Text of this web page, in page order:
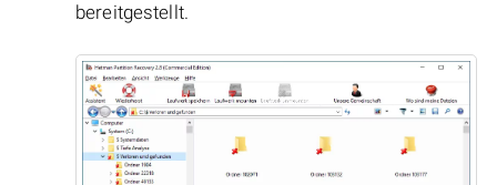
bereitgestellt.